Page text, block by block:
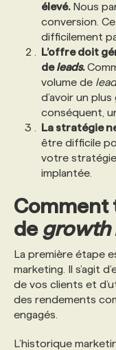
élevé.Nous
conversion.
difficilement
L’offre doit
deleads.
volume de
d’avoir un
conséquent,
La stratégie
être difficile
votre
implantée.
Comment
de growth
La première étape
marketing. Il s’agit
de vos clients et
des rendements
engagés.
L’historique